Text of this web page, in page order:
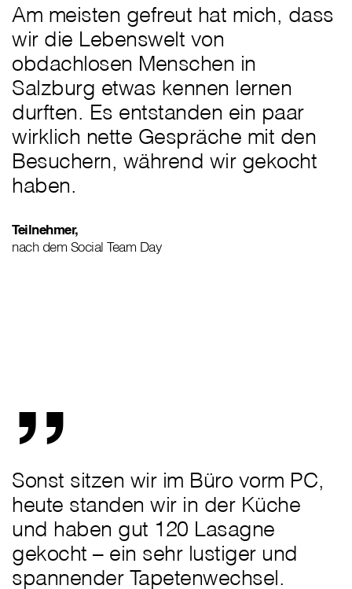
Am meisten gefreut hat mich, dass
wir die Lebenswelt von
obdachlosen Menschen in
Salzburg etwas kennen lernen
durften. Es entstanden ein paar
wirklich nette Gespräche mit den
Besuchern, während wir gekocht
haben.
Teilnehmer,
nach dem Social Team Day
„
Sonst sitzen wir im Büro vorm PC,
heute standen wir in der Küche
und haben gut 120 Lasagne
gekocht – ein sehr lustiger und
spannender Tapetenwechsel.